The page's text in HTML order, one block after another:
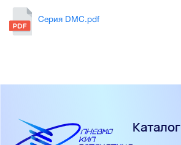
Серия DMC.pdf
Каталог